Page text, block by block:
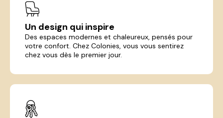
Un design qui inspire
Des espaces modernes et chaleureux, pensés pour
votre confort. Chez Colonies, vous vous sentirez
chez vous dès le premier jour.